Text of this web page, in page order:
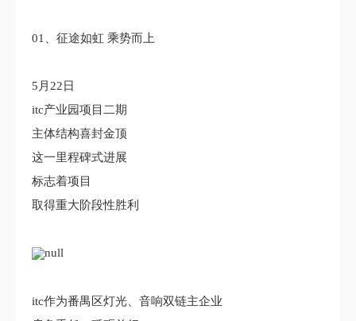
01、征途如虹 乘势而上
5月22日
itc产业园项目二期
主体结构喜封金顶
这一里程碑式进展
标志着项目
取得重大阶段性胜利
itc作为番禺区灯光、音响双链主企业